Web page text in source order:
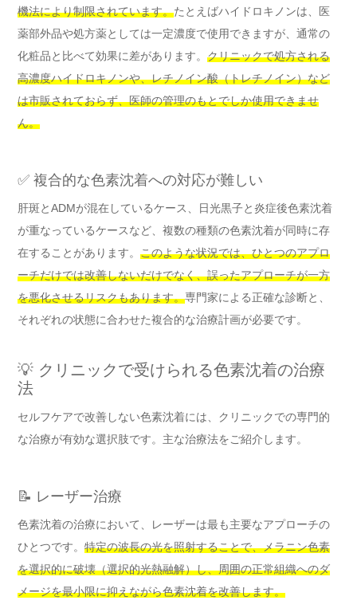
機法により制限されています。たとえばハイドロキノンは、医
薬部外品や処方薬としては一定濃度で使用できますが、通常の
化粧品と比べて効果に差があります。 クリニックで処方される
高濃度ハイドロキノンや、レチノイン酸（トレチノイン）など
は市販されておらず、医師の管理のもとでしか使用できませ
ん。
✅ 複合的な色素沈着への対応が難しい
肝斑とADMが混在しているケース、日光黒子と炎症後色素沈着
が重なっているケースなど、複数の種類の色素沈着が同時に存
在することがあります。 このような状況では、ひとつのアプロ
ーチだけでは改善しないだけでなく、誤ったアプローチが一方
を悪化させるリスクもあります。専門家による正確な診断と、
それぞれの状態に合わせた複合的な治療計画が必要です。
💡 クリニックで受けられる色素沈着の治療
法
セルフケアで改善しない色素沈着には、クリニックでの専門的
な治療が有効な選択肢です。主な治療法をご紹介します。
📝 レーザー治療
色素沈着の治療において、レーザーは最も主要なアプローチの
ひとつです。 特定の波長の光を照射することで、メラニン色素
を選択的に破壊（選択的光熱融解）し、周囲の正常組織へのダ
メージを最小限に抑えながら色素沈着を改善します。